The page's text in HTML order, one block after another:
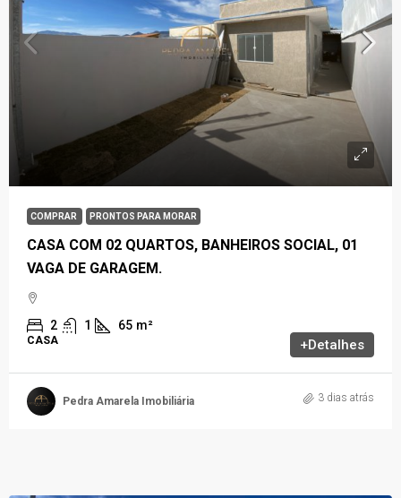
COMPRAR PRONTOS PARA MORAR
CASA COM 02 QUARTOS, BANHEIROS SOCIAL, 01
VAGA DE GARAGEM.
2 1 65 m²
CASA +Detalhes
Pedra Amarela Imobiliária 3 dias atrás